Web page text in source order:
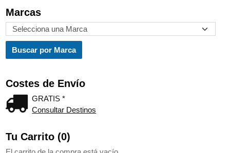
Marcas
Costes de Envío
GRATIS *
Consultar Destinos
Tu Carrito (0)